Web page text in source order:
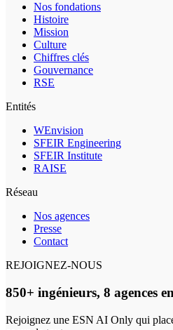
Nos fondations
Histoire
Mission
Culture
Chiffres clés
Gouvernance
RSE
Entités
WEnvision
SFEIR Engineering
SFEIR Institute
RAISE
Réseau
Nos agences
Presse
Contact
REJOIGNEZ-NOUS
850+ ingénieurs, 8 agences
Rejoignez une ESN AI Only qui